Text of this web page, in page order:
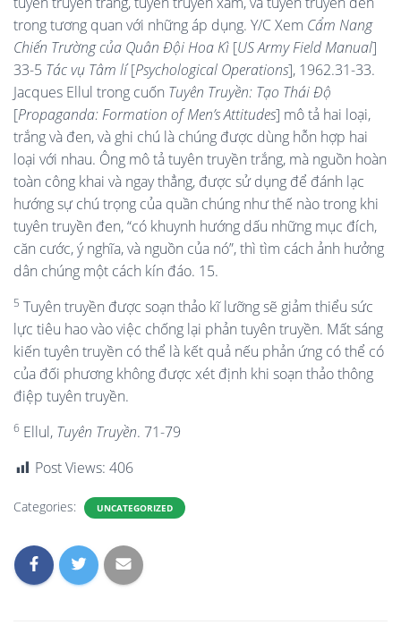
trong tương quan với những áp dụng. Y/C Xem Cẩm Nang
Chiến Trường của Quân Đội Hoa Kì [US Army Field Manual]
33-5 Tác vụ Tâm lí[Psychological Operations], 1962.31-33.
Jacques Ellul trong cuốn Tuyên Truyền: Tạo Thái Độ
[Propaganda: Formation of Men’s Attitudes] mô tả hai loại,
trắng và đen, và ghi chú là chúng được dùng hỗn hợp hai
loại với nhau. Ông mô tả tuyên truyền trắng, mà nguồn hoàn
toàn công khai và ngay thẳng, được sử dụng để đánh lạc
hướng sự chú trọng của quần chúng như thế nào trong khi
tuyên truyền đen, “có khuynh hướng dấu những mục đích,
căn cước, ý nghĩa, và nguồn của nó”, thì tìm cách ảnh hưởng
dân chúng một cách kín đáo. 15.
5 Tuyên truyền được soạn thảo kĩ lưỡng sẽ giảm thiểu sức
lực tiêu hao vào việc chống lại phản tuyên truyền. Mất sáng
kiến tuyên truyền có thể là kết quả nếu phản ứng có thể có
của đối phương không được xét định khi soạn thảo thông
điệp tuyên truyền.
6 Ellul, Tuyên Truyền. 71-79
Post Views: 406
Categories: UNCATEGORIZED